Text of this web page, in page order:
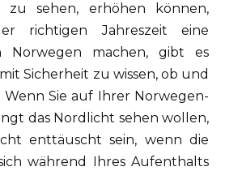
zu sehen, erhöhen können,
richtigen Jahreszeit eine
Norwegen machen, gibt es
Sicherheit zu wissen, ob und
Wenn Sie auf Ihrer Norwegen-
das Nordlicht sehen wollen,
enttäuscht sein, wenn die
während Ihres Aufenthalts